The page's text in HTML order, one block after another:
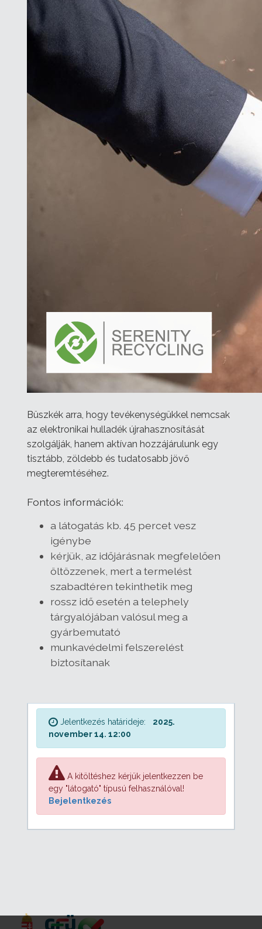
Büszkék arra, hogy tevékenységükkel nemcsak
az elektronikai hulladék újrahasznosítását
szolgálják, hanem aktívan hozzájárulunk egy
tisztább, zöldebb és tudatosabb jövő
megteremtéséhez.
Fontos információk:
a látogatás kb. 45 percet vesz
igénybe
kérjük, az időjárásnak megfelelően
öltözzenek, mert a termelést
szabadtéren tekinthetik meg
rossz idő esetén a telephely
tárgyalójában valósul meg a
gyárbemutató
munkavédelmi felszerelést
biztosítanak
Jelentkezés határideje:
2025.
november 14. 12:00
A kitöltéshez kérjük jelentkezzen be
egy "látogató" típusú felhasználóval!
Bejelentkezés